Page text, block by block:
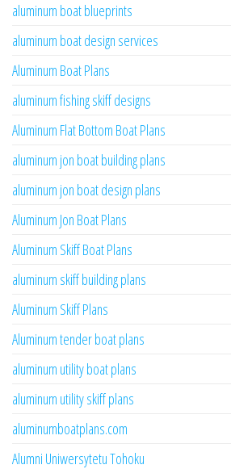
aluminum boat blueprints
aluminum boat design services
Aluminum Boat Plans
aluminum fishing skiff designs
Aluminum Flat Bottom Boat Plans
aluminum jon boat building plans
aluminum jon boat design plans
Aluminum Jon Boat Plans
Aluminum Skiff Boat Plans
aluminum skiff building plans
Aluminum Skiff Plans
Aluminum tender boat plans
aluminum utility boat plans
aluminum utility skiff plans
aluminumboatplans.com
Alumni Uniwersytetu Tohoku